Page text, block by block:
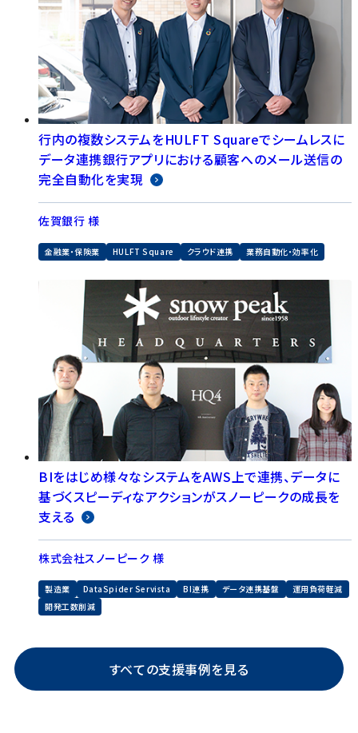
行内の複数システムをHULFT Squareでシームレスに
データ連携銀行アプリにおける顧客へのメール送信の
完全自動化を実現
佐賀銀行 様
金融業・保険業 HULFT Square クラウド連携 業務自動化・効率化
BIをはじめ様々なシステムをAWS上で連携、データに
基づくスピーディなアクションがスノーピークの成長を
支える
株式会社スノーピーク 様
製造業 DataSpider Servista BI連携 データ連携基盤
運用負荷軽減
開発工数削減
すべての支援事例を見る